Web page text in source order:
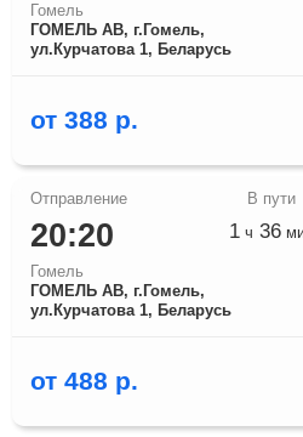
Гомель
ГОМЕЛЬ АВ, г.Гомель,
ул.Курчатова 1, Беларусь
от 388 р.
20:20
Гомель
ГОМЕЛЬ АВ, г.Гомель,
ул.Курчатова 1, Беларусь
1 ч 36
от 488 р.